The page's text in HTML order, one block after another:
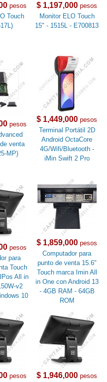
pesos
Touch
$ 1,197,000 pesos
Monitor ELO Touch
15" - 1515L - E700813
pesos
venta
MP)
$ 1,449,000 pesos
Terminal Portátil 2D
Android OctaCore
4G/Wifi/Bluetooth -
iMin Swift 2 Pro
pesos
para
Touch
All in
v2
10
$ 1,859,000 pesos
Computador para
punto de venta 15.6"
Touch marca Imin All
in One con Android 13
- 4GB RAM - 64GB
ROM
pesos
$ 1,946,000 pesos